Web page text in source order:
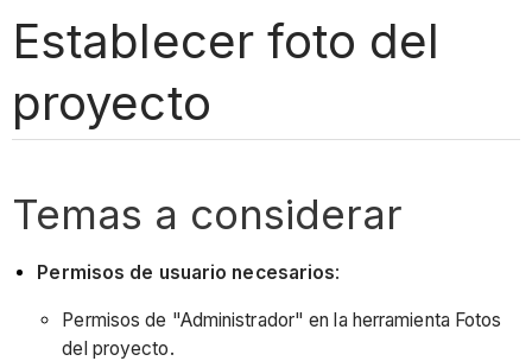
Establecer foto del
proyecto
Temas a considerar
Permisos de usuario necesarios:
Permisos de "Administrador" en la herramienta Fotos
del proyecto.